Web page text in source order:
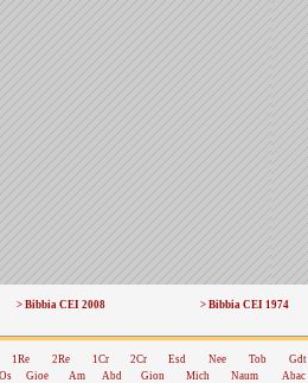
> Bibbia CEI 2008 > Bibbia CEI 1974
1Re 2Re 1Cr 2Cr Esd Nee Tob Gdt
Os Gioe Am Abd Gion Mich Naum Abac